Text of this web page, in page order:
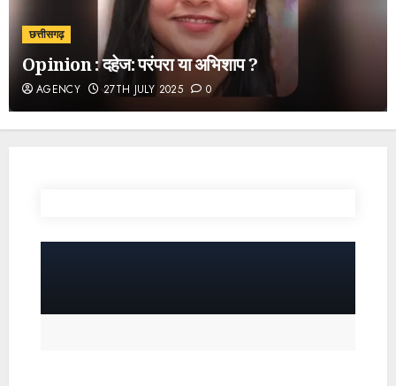
छत्तीसगढ़
Opinion : दहेज: परंपरा या अभिशाप ?
AGENCY 27TH JULY 2025 0